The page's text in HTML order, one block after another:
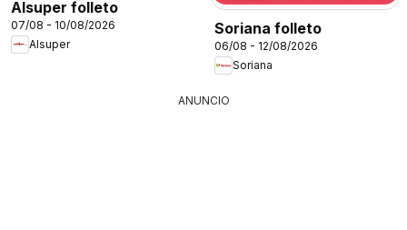
Alsuper folleto
07/08 - 10/08/2026
Alsuper
Soriana folleto
06/08 - 12/08/2026
Soriana
ANUNCIO